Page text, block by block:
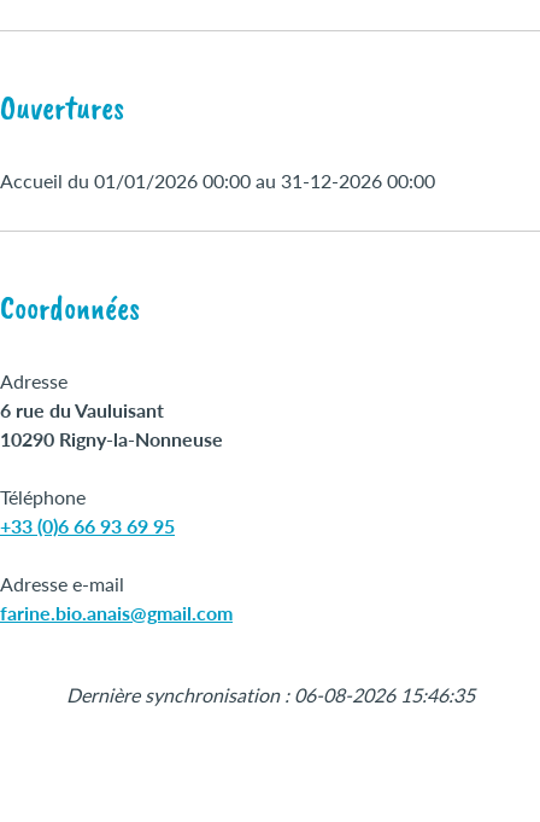
Ouvertures
Accueil du 01/01/2026 00:00 au 31-12-2026 00:00
Coordonnées
Adresse
6 rue du Vauluisant
10290 Rigny-la-Nonneuse
Téléphone
+33 (0)6 66 93 69 95
Adresse e-mail
farine.bio.anais@gmail.com
Dernière synchronisation : 06-08-2026 15:46:35